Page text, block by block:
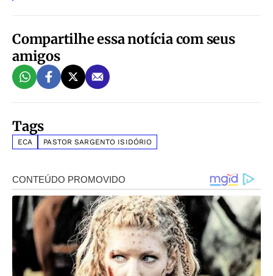
Compartilhe essa notícia com seus
amigos
Tags
ECA PASTOR SARGENTO ISIDÓRIO